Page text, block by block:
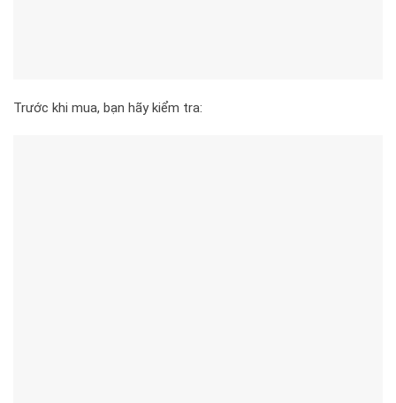
Trước khi mua, bạn hãy kiểm tra: